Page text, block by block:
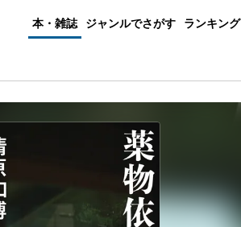
本・雑誌 ジャンルでさがす ランキング